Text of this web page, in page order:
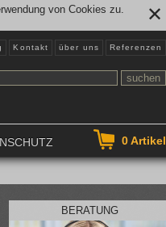
von Cookies zu.
✕
Kontakt über uns Referenzen
0Artikel
BERATUNG